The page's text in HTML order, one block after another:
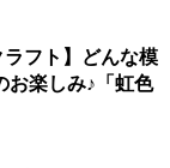
ラフト】どんな模
お楽しみ♪「虹色